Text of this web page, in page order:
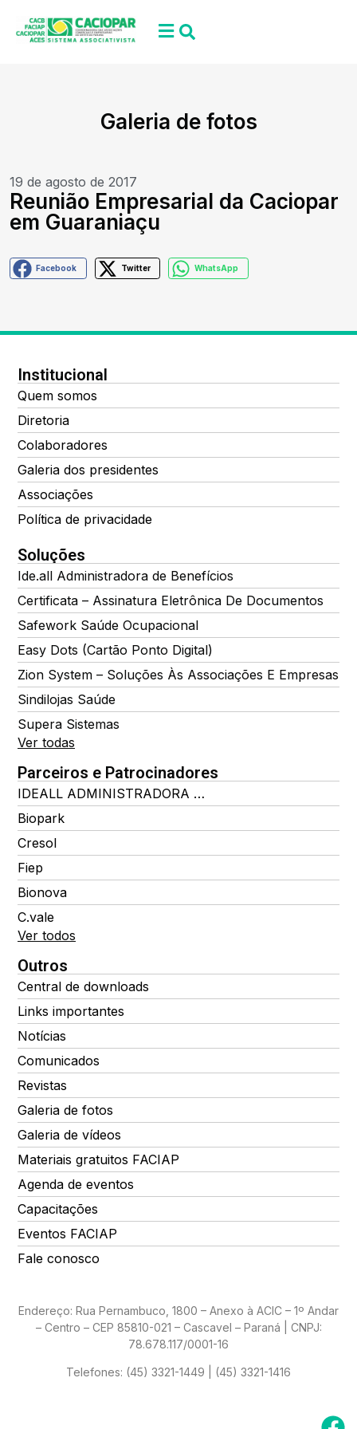
Galeria de fotos
19 de agosto de 2017
Reunião Empresarial da Caciopar
em Guaraniaçu
Facebook Twitter WhatsApp
Institucional
Quem somos
Diretoria
Colaboradores
Galeria dos presidentes
Associações
Política de privacidade
Soluções
Ide.all Administradora de Benefícios
Certificata – Assinatura Eletrônica De Documentos
Safework Saúde Ocupacional
Easy Dots (Cartão Ponto Digital)
Zion System – Soluções Às Associações E Empresas
Sindilojas Saúde
Supera Sistemas
Ver todas
Parceiros e Patrocinadores
IDEALL ADMINISTRADORA DE BENEFÍCIOS
Biopark
Cresol
Fiep
Bionova
C.vale
Ver todos
Outros
Central de downloads
Links importantes
Notícias
Comunicados
Revistas
Galeria de fotos
Galeria de vídeos
Materiais gratuitos FACIAP
Agenda de eventos
Capacitações
Eventos FACIAP
Fale conosco
Endereço: Rua Pernambuco, 1800 – Anexo à ACIC – 1º Andar
– Centro – CEP 85810-021 – Cascavel – Paraná | CNPJ:
78.678.117/0001-16
Telefones: (45) 3321-1449 | (45) 3321-1416